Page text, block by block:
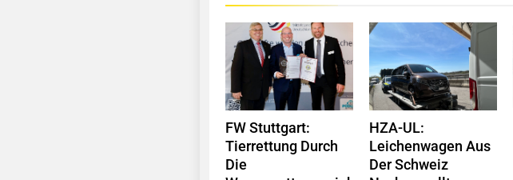
FW Stuttgart:
Tierrettung Durch
Die
HZA-UL:
Leichenwagen Aus
Der Schweiz